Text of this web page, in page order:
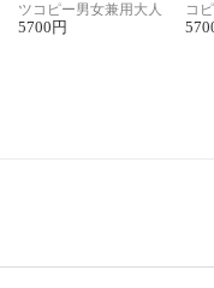
ツコピー男女兼用大人
可愛い春夏コーデ
5700 円
コ
ィ